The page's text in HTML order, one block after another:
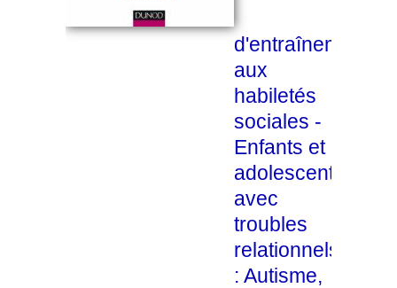
d'entraînement
aux
habiletés
sociales -
Enfants et
adolescents
avec
troubles
relationnels
: Autisme,